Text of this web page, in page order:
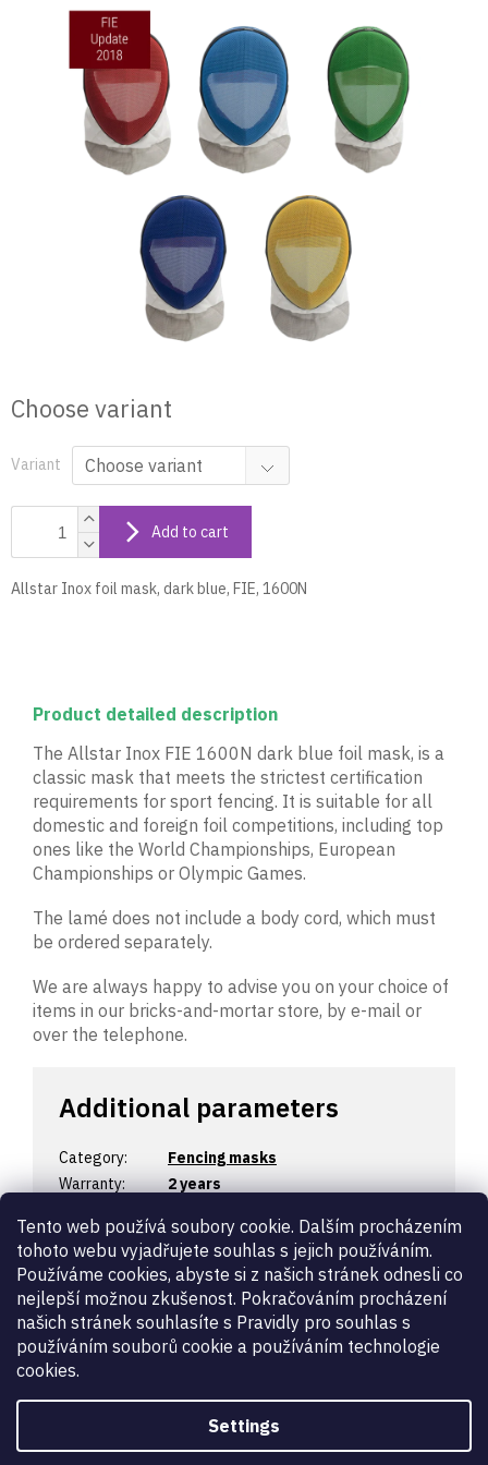
Tento web používá soubory cookie. Dalším procházením
tohoto webu vyjadřujete souhlas s jejich používáním.
Používáme cookies, abyste si z našich stránek odnesli co
nejlepší možnou zkušenost. Pokračováním procházení
našich stránek souhlasíte s Pravidly pro souhlas s
používáním souborů cookie a používáním technologie
cookies.
Settings
Choose variant
Variant
Add to cart
Allstar Inox foil mask, dark blue, FIE, 1600N
Product detailed description
The Allstar Inox FIE 1600N dark blue foil mask, is a
classic mask that meets the strictest certification
requirements for sport fencing. It is suitable for all
domestic and foreign foil competitions, including top
ones like the World Championships, European
Championships or Olympic Games.
The lamé does not include a body cord, which must
be ordered separately.
We are always happy to advise you on your choice of
items in our bricks-and-mortar store, by e-mail or
over the telephone.
Additional parameters
Category:
Fencing masks
Warranty:
2 years
Designation: women’s ,men’s, children’s
Fencing
weapon:
foil
FIE
tournaments:
Certified for FIE competitions
Level beginner ,professional, high-tech,
Type of
kód výrobce: AMI-FL-F/BD